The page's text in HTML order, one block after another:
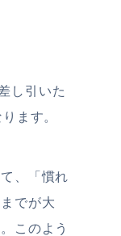
し引いた
ます。
、「慣れ
でが大
このよう